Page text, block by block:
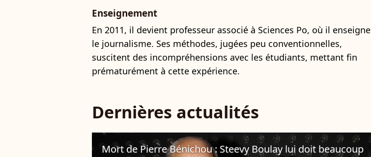
Enseignement
En 2011, il devient professeur associé à Sciences Po, où il enseigne
le journalisme. Ses méthodes, jugées peu conventionnelles,
suscitent des incompréhensions avec les étudiants, mettant fin
prématurément à cette expérience.
Dernières actualités
Mort de Pierre Bénichou : Steevy Boulay lui doit beaucoup